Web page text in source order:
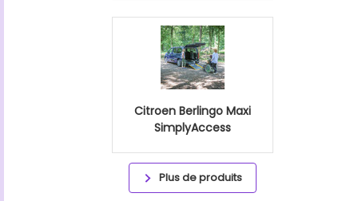
Citroen Berlingo Maxi
SimplyAccess
Plus de produits